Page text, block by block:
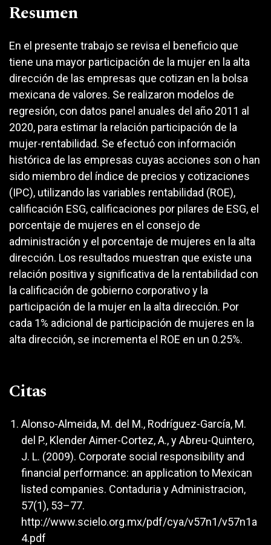
Resumen
En el presente trabajo se revisa el beneficio que
tiene una mayor participación de la mujer en la alta
dirección de las empresas que cotizan en la bolsa
mexicana de valores. Se realizaron modelos de
regresión, con datos panel anuales del año 2011 al
2020, para estimar la relación participación de la
mujer-rentabilidad. Se efectuó con información
histórica de las empresas cuyas acciones son o han
sido miembro del índice de precios y cotizaciones
(IPC), utilizando las variables rentabilidad (ROE),
calificación ESG, calificaciones por pilares de ESG, el
porcentaje de mujeres en el consejo de
administración y el porcentaje de mujeres en la alta
dirección. Los resultados muestran que existe una
relación positiva y significativa de la rentabilidad con
la calificación de gobierno corporativo y la
participación de la mujer en la alta dirección. Por
cada 1% adicional de participación de mujeres en la
alta dirección, se incrementa el ROE en un 0.25%.
Citas
Alonso-Almeida, M. del M., Rodríguez-García, M.
del P., Klender Aimer-Cortez, A., y Abreu-Quintero,
J. L. (2009). Corporate social responsibility and
financial performance: an application to Mexican
listed companies. Contaduria y Administracion,
57(1), 53–77.
http://www.scielo.org.mx/pdf/cya/v57n1/v57n1a
4.pdf